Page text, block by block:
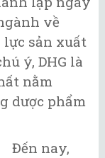
về
sản xuất
ý, DHG là
nằm
dược phẩm
Đến nay,